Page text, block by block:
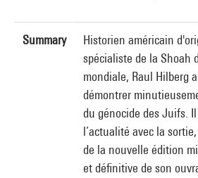
Summary
Historien américain
spécialiste de la Shoah
mondiale, Raul Hilberg
démontrer
du génocide des Juifs.
l’actualité avec la
de la nouvelle édition
et définitive de son